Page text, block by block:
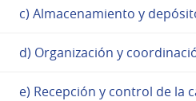
c) Almacenamiento y
d) Organización y
e) Recepción y control de la